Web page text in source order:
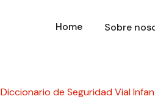
Home Sobre
Diccionario de Seguridad Vial